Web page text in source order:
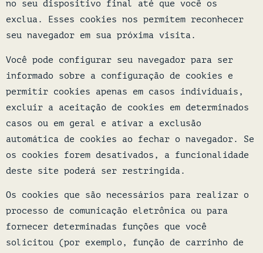
no seu dispositivo final até que você os
exclua. Esses cookies nos permitem reconhecer
seu navegador em sua próxima visita.
Você pode configurar seu navegador para ser
informado sobre a configuração de cookies e
permitir cookies apenas em casos individuais,
excluir a aceitação de cookies em determinados
casos ou em geral e ativar a exclusão
automática de cookies ao fechar o navegador. Se
os cookies forem desativados, a funcionalidade
deste site poderá ser restringida.
Os cookies que são necessários para realizar o
processo de comunicação eletrônica ou para
fornecer determinadas funções que você
solicitou (por exemplo, função de carrinho de